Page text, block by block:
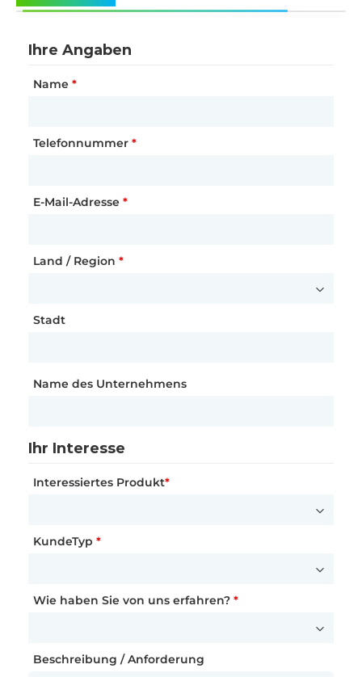
Ihre Angaben
Name *
Telefonnummer *
E-Mail-Adresse *
Land / Region *
Stadt
Name des Unternehmens
Ihr Interesse
Interessiertes Produkt*
KundeTyp *
Wie haben Sie von uns erfahren? *
Beschreibung / Anforderung
Ihre Unternehmensdaten
Name des Unternehmens
Kundentyp*
Straße und Hausnummer
Postleitzahl*
Stadt
Land / Region *
Ihre Kontaktdaten
Anrede*
Vorname
Nachname *
Funktion
Ihre Unternehmensdaten
Art der Partnerschaft
Name des Unternehmens
Website
Land / Region *
Stadt
Ihre Kontaktdaten
E-Mail-Adresse*
Telefonnummer
Ihre Partnerschaftsanfrage
*